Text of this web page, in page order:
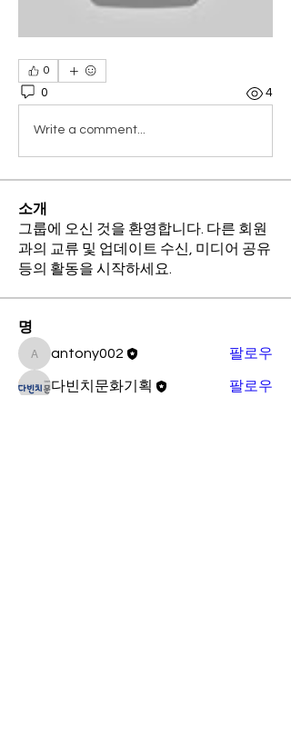
0
0 4
Write a comment...
소개
그룹에 오신 것을 환영합니다. 다른 회원
과의 교류 및 업데이트 수신, 미디어 공유
등의 활동을 시작하세요.
명
antony002
antony002 팔로우
다빈치문화기획
팔로우